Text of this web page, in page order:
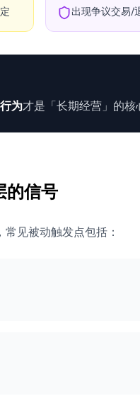
出现争议交易/
为才是「长期经营」的核
的信号
见被动触发点包括：